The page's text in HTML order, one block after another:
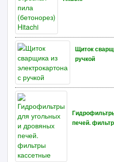
Щиток
ручкой
печей.